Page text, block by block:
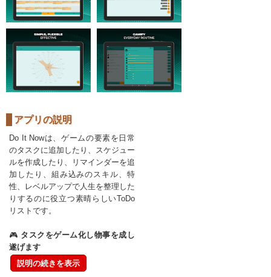
アプリの説明
Do It Nowは、ゲームの要素を日常
のタスクに追加したり、スケジュー
ルを作成したり、リマインダーを追
加したり、組み込みのスキル、特
性、レベルアップで人生を整理した
りするのに役立つ素晴らしいToDo
リストです。
🎮 タスクをゲーム化し物事を成し
遂げます
説明の続きを表示